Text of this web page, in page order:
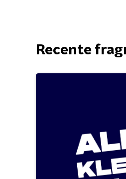
Recente